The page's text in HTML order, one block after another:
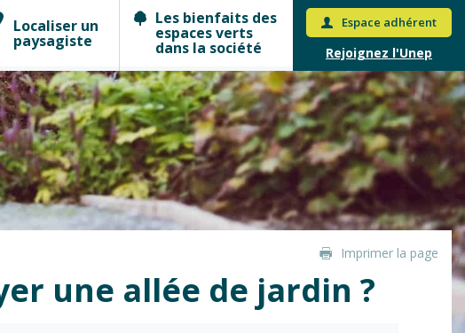
Localiser un
paysagiste
Les bienfaits des
espaces verts
dans la société
Espace adhérent
Rejoignez l'Unep
Imprimer la page
une allée de jardin ?